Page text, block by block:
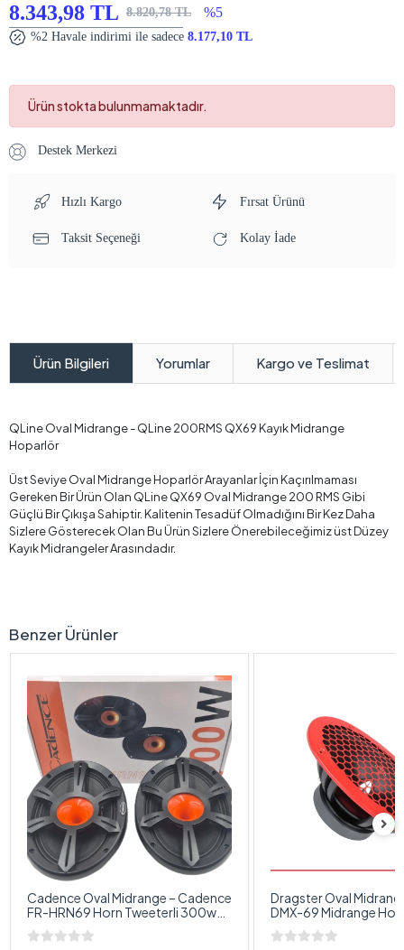
8.343,98 TL 8.820,78 TL %5
%2 Havale indirimi ile sadece 8.177,10 TL
Ürün stokta bulunmamaktadır.
Destek Merkezi
Hızlı Kargo Fırsat Ürünü
Taksit Seçeneği Kolay İade
Ürün Bilgileri Yorumlar Kargo ve Teslimat
QLine Oval Midrange - QLine 200RMS QX69 Kayık Midrange
Hoparlör
Üst Seviye Oval Midrange Hoparlör Arayanlar İçin Kaçırılmaması
Gereken Bir Ürün Olan QLine QX69 Oval Midrange 200 RMS Gibi
Güçlü Bir Çıkışa Sahiptir. Kalitenin Tesadüf Olmadığını Bir Kez Daha
Sizlere Gösterecek Olan Bu Ürün Sizlere Önerebileceğimiz üst Düzey
Kayık Midrangeler Arasındadır.
Benzer Ürünler
Cadence Oval Midrange – Cadence
FR-HRN69 Horn Tweeterli 300w
150RMS Oval Midrange Hoparlör –
Cadence Kayık Midrange
Dragster Oval
DMX-69 Midrange
Dragster 300w
Midrange